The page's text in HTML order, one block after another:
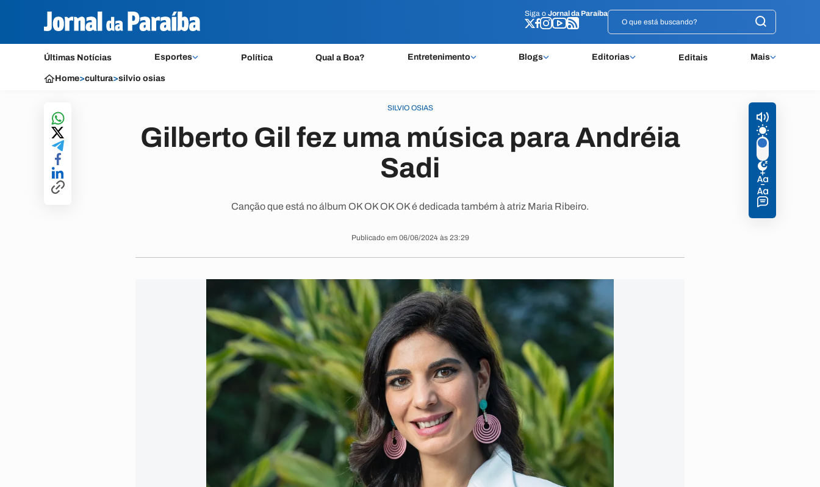
Siga o Jornal da Paraíba
Últimas Notícias Esportes Política Qual a Boa? Entretenimento Blogs Editorias Editais Mais
Siga o Jornal da Paraíba
Home>cultura>silvio osias
SILVIO OSIAS
Gilberto Gil fez uma música para Andréia
Sadi
Canção que está no álbum OK OK OK OK é dedicada também à atriz Maria Ribeiro.
Publicado em 06/06/2024 às 23:29